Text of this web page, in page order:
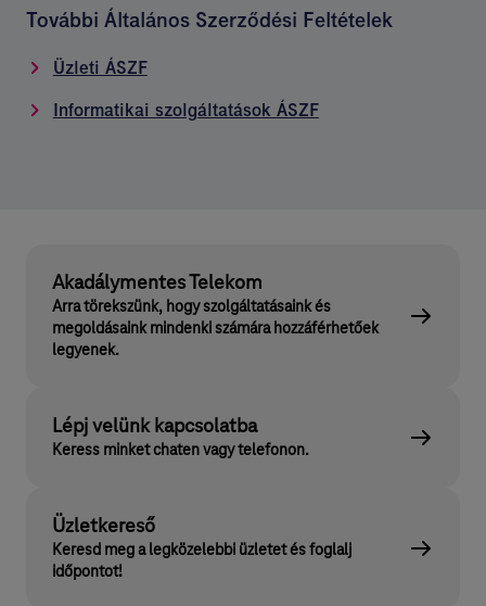
További Általános Szerződési Feltételek
Üzleti ÁSZF
Informatikai szolgáltatások ÁSZF
Akadálymentes Telekom
Arra törekszünk, hogy szolgáltatásaink és
megoldásaink mindenki számára hozzáférhetőek
legyenek.
Lépj velünk kapcsolatba
Keress minket chaten vagy telefonon.
Üzletkereső
Keresd meg a legközelebbi üzletet és foglalj
időpontot!